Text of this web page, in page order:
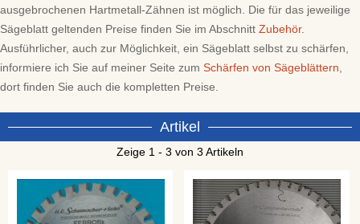
ausgebrochenen Hartmetall-Zähnen ist möglich. Die für das jeweilige
Sägeblatt geltenden Preise finden Sie im Abschnitt Zubehör.
Ausführlicher, auch zur Möglichkeit, ein Sägeblatt selbst zu schärfen,
informiere ich Sie auf meiner Seite zum Schärfen von Sägeblättern
dort finden Sie auch die kompletten Preise.
Artikel
Zeige 1 - 3 von 3 Artikeln